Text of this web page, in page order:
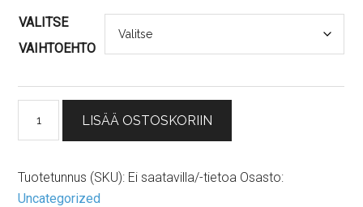
89,00 €
through
VALITSE
VAIHTOEHTO
ohjelmapohja
määrä
LISÄÄ OSTOSKORIIN
Tuotetunnus (SKU): Ei saatavilla/-tietoa Osasto:
Uncategorized